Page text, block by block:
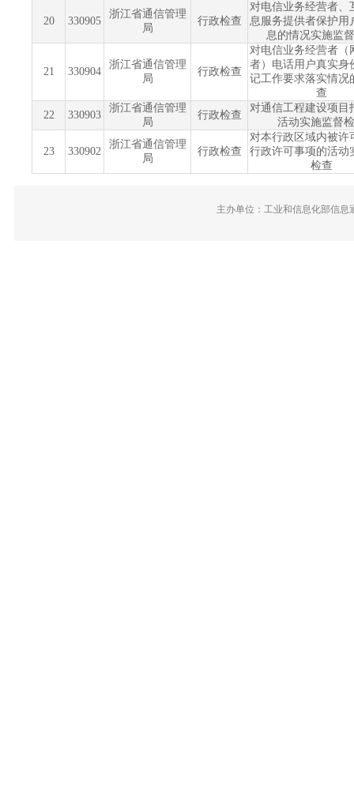
20 330905
浙江省通信管理
局
行政检查
对电信业务经营者、
息服务提供者保护用
息的情况实施监
21 330904
浙江省通信管理
局
行政检查
对电信业务经营者（
者）电话用户真实身
记工作要求落实情况
查
22
330903
浙江省通信管理
局
行政检查
对通信工程建设项目
活动实施监督
23 330902
浙江省通信管理
局
行政检查
对本行政区域内被许
行政许可事项的活动
检查
主办单位：工业和信息化部信